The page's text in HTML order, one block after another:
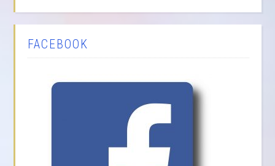
FACEBOOK